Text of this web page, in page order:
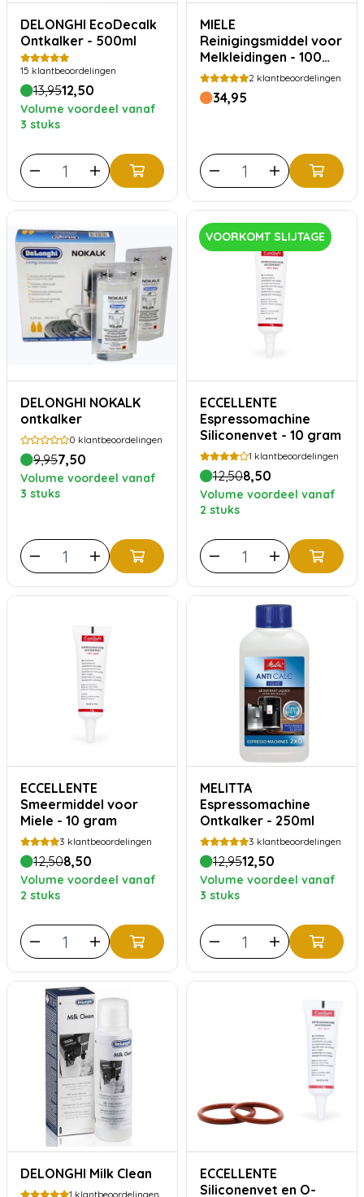
DELONGHI EcoDecalk
Ontkalker - 500ml
15 klantbeoordelingen
13,9512,50
Volume voordeel vanaf
3 stuks
MIELE
Reinigingsmiddel voor
Melkleidingen - 100
stuks
2 klantbeoordelingen
34,95
DELONGHI NOKALK
ontkalker
0 klantbeoordelingen
9,957,50
Volume voordeel vanaf
3 stuks
VOORKOMT SLIJTAGE
ECCELLENTE
Espressomachine
Siliconenvet - 10 gram
1 klantbeoordelingen
12,508,50
Volume voordeel vanaf
2 stuks
ECCELLENTE
Smeermiddel voor
Miele - 10 gram
3 klantbeoordelingen
12,508,50
Volume voordeel vanaf
2 stuks
MELITTA
Espressomachine
Ontkalker - 250ml
3 klantbeoordelingen
12,9512,50
Volume voordeel vanaf
3 stuks
DELONGHI Milk Clean
1 klantbeoordelingen
ECCELLENTE
Siliconenvet en O-